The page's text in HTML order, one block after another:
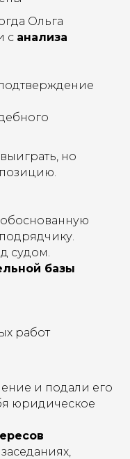
Ольга
с анализа
но
судом.
базы
работ
и подали его
юридическое